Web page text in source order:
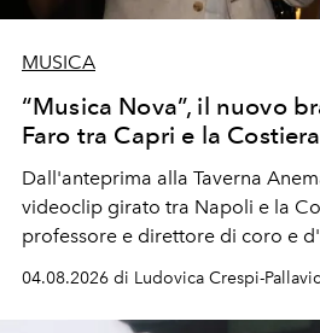
MUSICA
“Musica Nova”, il nuovo
Faro tra Capri e la Costiera
Dall'anteprima alla Taverna
videoclip girato tra Napoli e la
professore e direttore di coro e
04.08.2026 di Ludovica Crespi-